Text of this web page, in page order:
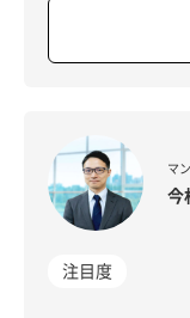
マ
注目度